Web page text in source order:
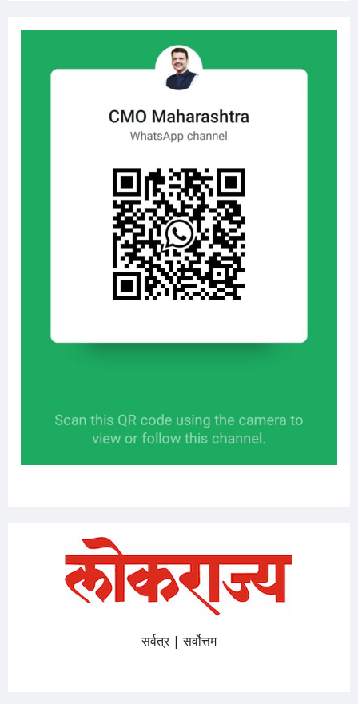
सर्वत्र | सर्वोत्तम